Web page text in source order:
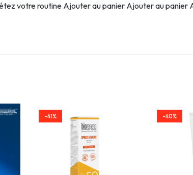
votre routine Ajouter au panier Ajouter au
-41% -40%